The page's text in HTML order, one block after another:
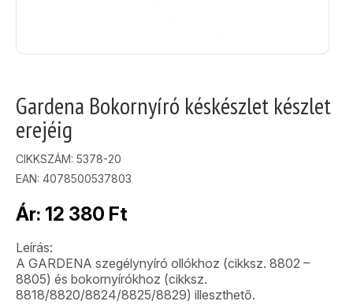
Gardena Bokornyíró késkészlet készlet
erejéig
CIKKSZÁM: 5378-20
EAN: 4078500537803
Ár: 12 380 Ft
Leírás:
A GARDENA szegélynyíró ollókhoz (cikksz. 8802 –
8805) és bokornyírókhoz (cikksz.
8818/8820/8824/8825/8829) illeszthető.